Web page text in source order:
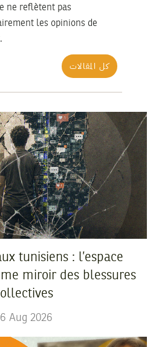
ne reflètent pas
les opinions de
كل المقالات
tunisiens : l’espace
miroir des blessures
Aug 2026